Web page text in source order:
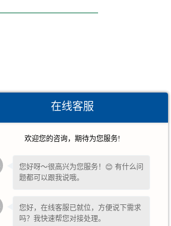
在线客服
欢迎您的咨询，期待为您服务!
您好呀～很高兴为您服务！😊 有什么问
题都可以跟我说哦。
您好，在线客服已就位，方便说下需求
吗？我快速帮您对接处理。